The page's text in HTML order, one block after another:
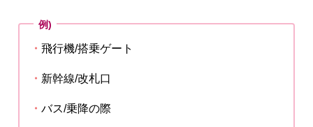
例)
・ 飛行機/搭乗ゲート
・ 新幹線/改札口
・ バス/乗降の際